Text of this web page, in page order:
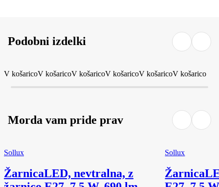
Podobni izdelki
V košaricoV košaricoV košaricoV košaricoV košaricoV košarico
Morda vam pride prav
Sollux
ŽarnicaLED, nevtralna, z
Sollux
Žarnica